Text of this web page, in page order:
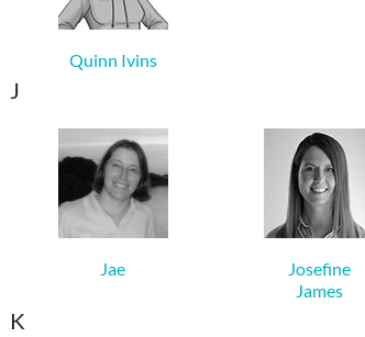
Quinn Ivins
J
Jae
Josefine
James
K